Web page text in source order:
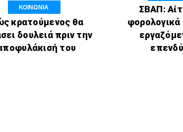
ΚΟΙΝΩΝΙΑ
κρατούμενος θα
δουλειά πριν την
του
ΣΒΑΠ:
φορολογικά